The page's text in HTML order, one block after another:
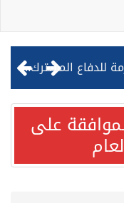
البيان المشترك لقمة مكة المكرمة للدفاع المشترك بين المملكة وتركيا وباكستان
قيادة القوات المشتركة للتحالف: نفذنا عملية رد عسكري متناسبة لأهداف عسكرية مشروعة تابعة للمليشيا الحوثية الإرهابية في محافظة الحديدة
على